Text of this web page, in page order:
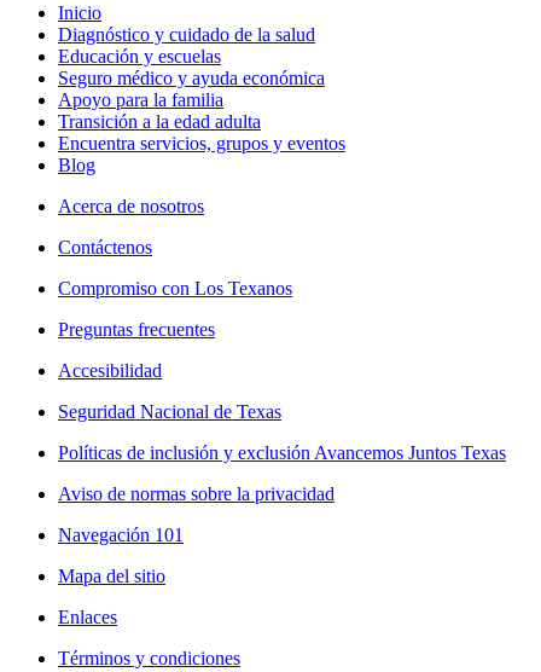
Inicio
Diagnóstico y cuidado de la salud
Educación y escuelas
Seguro médico y ayuda económica
Apoyo para la familia
Transición a la edad adulta
Encuentra servicios, grupos y eventos
Blog
Acerca de nosotros
Contáctenos
Compromiso con Los Texanos
Preguntas frecuentes
Accesibilidad
Seguridad Nacional de Texas
Políticas de inclusión y exclusión Avancemos Juntos Texas
Aviso de normas sobre la privacidad
Navegación 101
Mapa del sitio
Enlaces
Términos y condiciones